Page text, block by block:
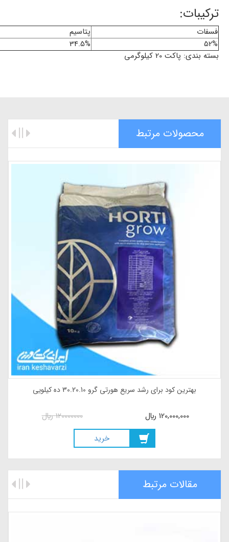
ترکیبات:
فسفات
پتاسیم
52%
34.5%
بسته بندی: پاکت 20 کیلوگرمی
محصولات مرتبط
کود کامل هورتی گرو 5.50.20 ده کیلویی- بهترین تغذیه برای افزایش
135000000ريال 135,000,000 ريال
خريد
مقالات مرتبط